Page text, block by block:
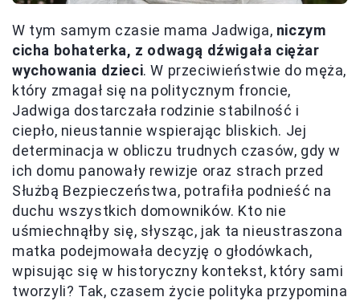
W tym samym czasie mama Jadwiga, niczym
cicha bohaterka, z odwagą dźwigała ciężar
wychowania dzieci. W przeciwieństwie do męża,
który zmagał się na politycznym froncie,
Jadwiga dostarczała rodzinie stabilność i
ciepło, nieustannie wspierając bliskich. Jej
determinacja w obliczu trudnych czasów, gdy w
ich domu panowały rewizje oraz strach przed
Służbą Bezpieczeństwa, potrafiła podnieść na
duchu wszystkich domowników. Kto nie
uśmiechnąłby się, słysząc, jak ta nieustraszona
matka podejmowała decyzję o głodówkach,
wpisując się w historyczny kontekst, który sami
tworzyli? Tak, czasem życie polityka przypomina